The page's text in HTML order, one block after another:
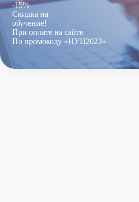
-15%
Скидка на
обучение!
При оплате на сайте
По промокоду «НУЦ2023»